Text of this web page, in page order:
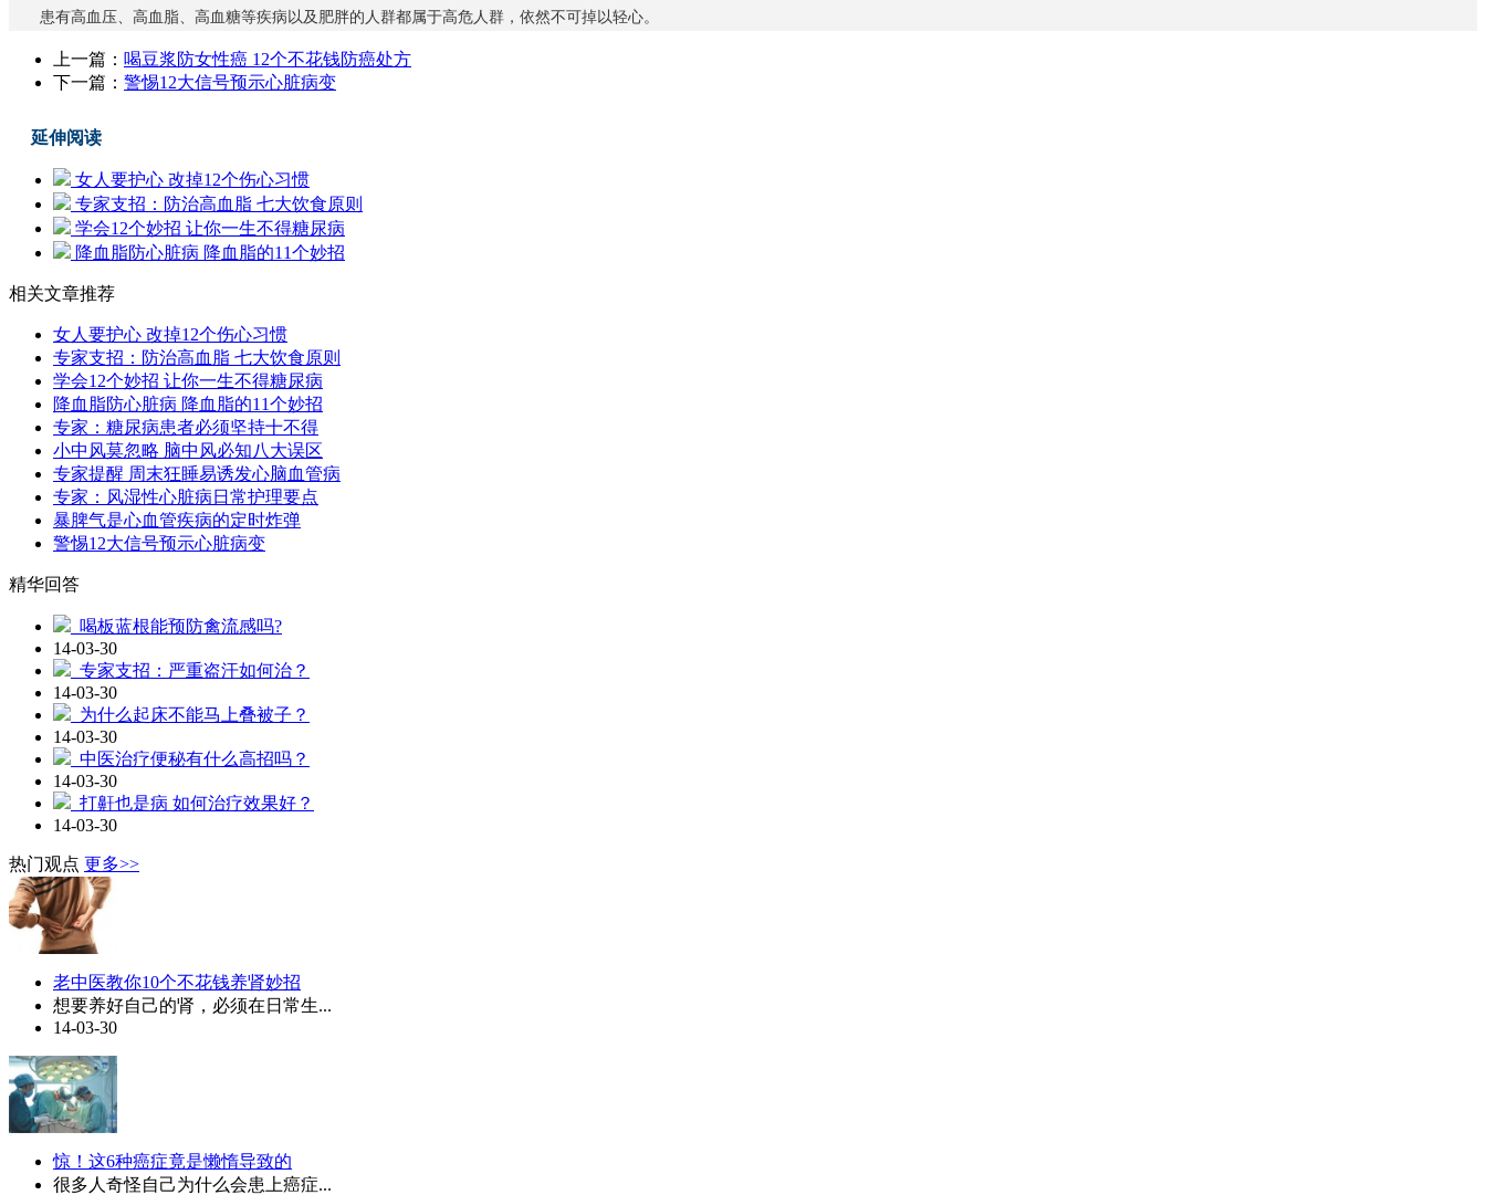
患有高血压、高血脂、高血糖等疾病以及肥胖的人群都属于高危人群，依然不可掉以轻心。
上一篇： 喝豆浆防女性癌 12个不花钱防癌处方
下一篇： 警惕12大信号预示心脏病变
延伸阅读
女人要护心 改掉12个伤心习惯
专家支招：防治高血脂 七大饮食原则
学会12个妙招 让你一生不得糖尿病
降血脂防心脏病 降血脂的11个妙招
相关文章推荐
女人要护心 改掉12个伤心习惯
专家支招：防治高血脂 七大饮食原则
学会12个妙招 让你一生不得糖尿病
降血脂防心脏病 降血脂的11个妙招
专家：糖尿病患者必须坚持十不得
小中风莫忽略 脑中风必知八大误区
专家提醒 周末狂睡易诱发心脑血管病
专家：风湿性心脏病日常护理要点
暴脾气是心血管疾病的定时炸弹
警惕12大信号预示心脏病变
精华回答
喝板蓝根能预防禽流感吗?
14-03-30
专家支招：严重盗汗如何治？
14-03-30
为什么起床不能马上叠被子？
14-03-30
中医治疗便秘有什么高招吗？
14-03-30
打鼾也是病 如何治疗效果好？
14-03-30
热门观点 更多>>
老中医教你10个不花钱养肾妙招
想要养好自己的肾，必须在日常生...
14-03-30
惊！这6种癌症竟是懒惰导致的
很多人奇怪自己为什么会患上癌症...